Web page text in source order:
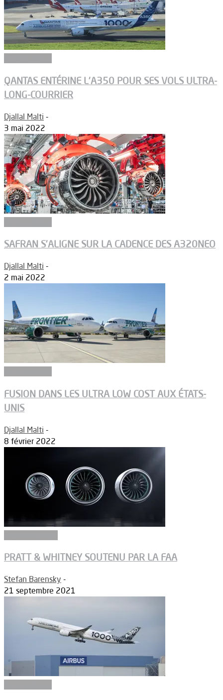
QANTAS ENTÉRINE L’A350 POUR SES VOLS ULTRA-
LONG-COURRIER
Djallal Malti -
3 mai 2022
SAFRAN S’ALIGNE SUR LA CADENCE DES A320NEO
Djallal Malti -
2 mai 2022
FUSION DANS LES ULTRA LOW COST AUX ÉTATS-
UNIS
Djallal Malti -
8 février 2022
PRATT & WHITNEY SOUTENU PAR LA FAA
Stefan Barensky -
21 septembre 2021